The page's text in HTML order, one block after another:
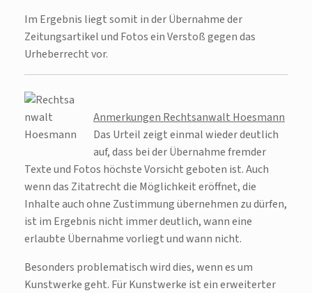
Im Ergebnis liegt somit in der Übernahme der
Zeitungsartikel und Fotos ein Verstoß gegen das
Urheberrecht vor.
Anmerkungen Rechtsanwalt Hoesmann
Das Urteil zeigt einmal wieder deutlich
auf, dass bei der Übernahme fremder
Texte und Fotos höchste Vorsicht geboten ist. Auch
wenn das Zitatrecht die Möglichkeit eröffnet, die
Inhalte auch ohne Zustimmung übernehmen zu dürfen,
ist im Ergebnis nicht immer deutlich, wann eine
erlaubte Übernahme vorliegt und wann nicht.
Besonders problematisch wird dies, wenn es um
Kunstwerke geht. Für Kunstwerke ist ein erweiterter